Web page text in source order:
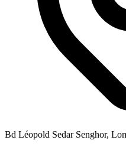
Bd Léopold Sedar Senghor,